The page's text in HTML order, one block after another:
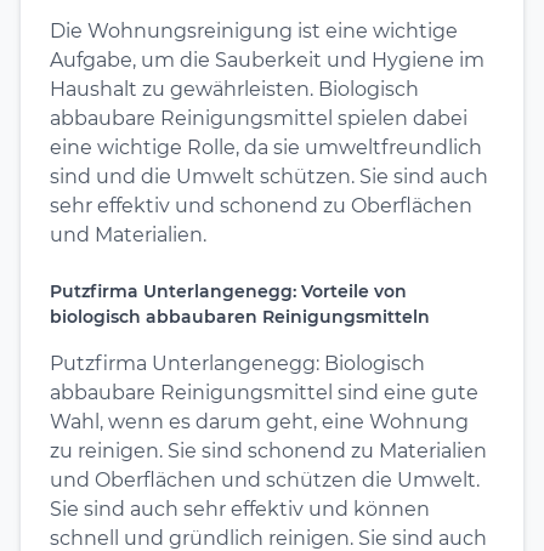
Die Wohnungsreinigung ist eine wichtige
Aufgabe, um die Sauberkeit und Hygiene im
Haushalt zu gewährleisten. Biologisch
abbaubare Reinigungsmittel spielen dabei
eine wichtige Rolle, da sie umweltfreundlich
sind und die Umwelt schützen. Sie sind auch
sehr effektiv und schonend zu Oberflächen
und Materialien.
Putzfirma Unterlangenegg: Vorteile von
biologisch abbaubaren Reinigungsmitteln
Putzfirma Unterlangenegg: Biologisch
abbaubare Reinigungsmittel sind eine gute
Wahl, wenn es darum geht, eine Wohnung
zu reinigen. Sie sind schonend zu Materialien
und Oberflächen und schützen die Umwelt.
Sie sind auch sehr effektiv und können
schnell und gründlich reinigen. Sie sind auch